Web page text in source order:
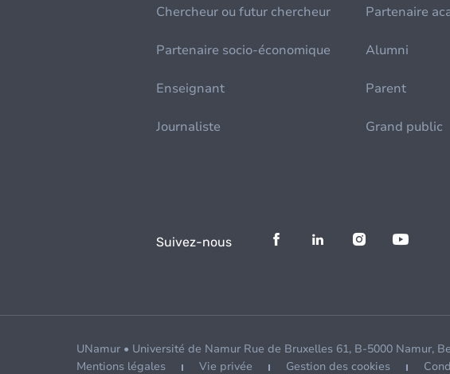
Chercheur ou futur chercheur Partenaire
Partenaire socio-économique Alumni
Enseignant Parent
Journaliste Grand public
Suivez-nous
UNamur • Université de Namur Rue de Bruxelles 61, B-5000 Namur,
Mentions légales
Vie privée Gestion des cookies